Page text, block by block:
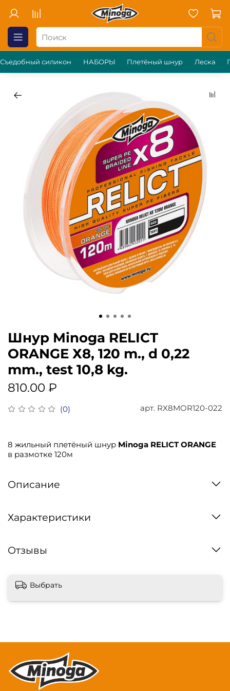
Съедобный силикон НАБОРЫ Плетёный шнур Леска
(0) арт. RX8MOR120-022
Шнур Minoga RELICT
ORANGE Х8, 120 m., d 0,22
mm., test 10,8 kg.
810.00 ₽
8 жильный плетёный шнур Minoga RELICT ORANGE
в размотке 120м
Описание
Характеристики
Отзывы
Выбрать